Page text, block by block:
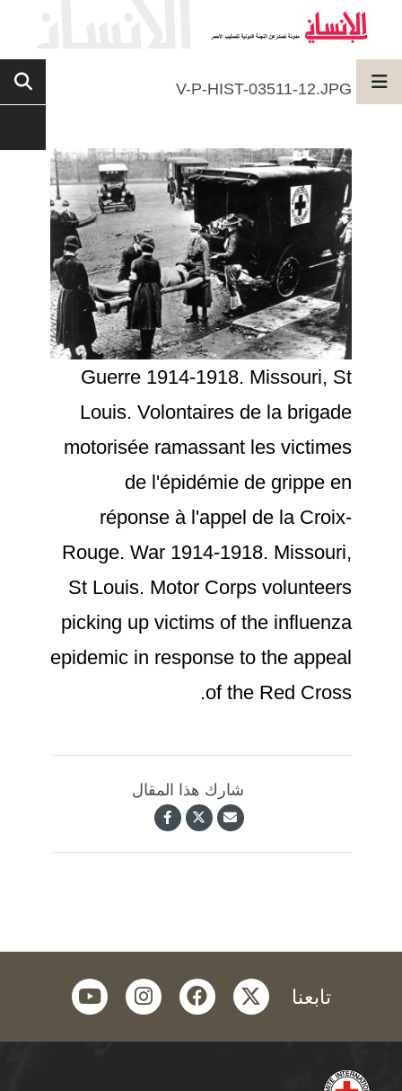
V-P-HIST-03511-12.JPG
Guerre 1914-1918. Missouri, St
Louis. Volontaires de la brigade
motorisée ramassant les victimes
de l'épidémie de grippe en
réponse à l'appel de la Croix-
Rouge. War 1914-1918. Missouri,
St Louis. Motor Corps volunteers
picking up victims of the influenza
epidemic in response to the appeal
of the Red Cross.
شارك هذا المقال
تابعنا twitter
facebook
instagram
youtube